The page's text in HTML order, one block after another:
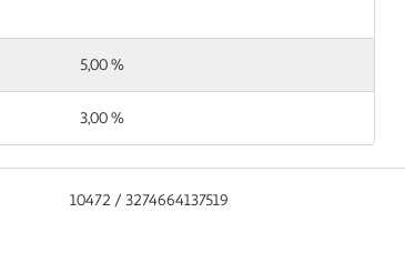
5,00 %
3,00 %
10472 / 3274664137519